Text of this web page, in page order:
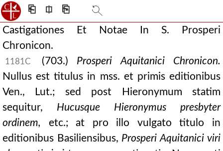
⎗ ⎅ ⎘
Castigationes Et Notae In S. Prosperi
Chronicon.
1181C (703.) Prosperi Aquitanici Chronicon.
Nullus est titulus in mss. et primis editionibus
Ven., Lut.; sed post Hieronymum statim
sequitur, Hucusque Hieronymus presbyter
ordinem, etc.; at pro illo vulgato titulo in
editionibus Basiliensibus, Prosperi Aquitanici viri